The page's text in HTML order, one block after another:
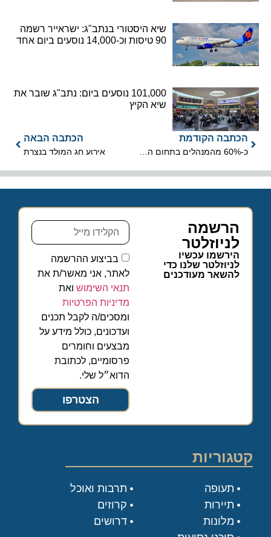
שיא היסטורי בנתב"ג: ישראייר רשמה
90 טיסות וכ-14,000 נוסעים ביום אחד
101,000 נוסעים ביום: נתב"ג שובר את
שיא הקיץ
הכתבה הקודמת הכתבה הבאה
אירוע חג המולד בנצרת
הרשמה
לניוזלטר
הירשמו עכשיו
לניוזלטר שלנו כדי
להשאר מעודכנים
בביצוע ההרשמה
לאתר, אני מאשר/ת את
תנאי השימוש ואת
מדיניות הפרטיות
ומסכים/ה לקבל תכנים
ועדכונים, כולל מידע על
מבצעים וחומרים
פרסומיים, לכתובת
הדוא״ל שלי.
הצטרפו
קטגוריות
תעופה
תיירות
מלונות
תרבות ואוכל
קרוזים
דרושים